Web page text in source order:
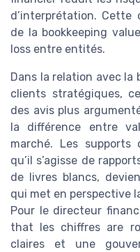
d’interprétation. Cette
de la bookkeeping
loss entre entités.
Dans la relation avec la
clients stratégiques,
des avis plus
la différence entre
marché. Les supports
qu’il s’agisse de
de livres blancs,
qui met en perspective
Pour le directeur
that les chiffres are
claires et une